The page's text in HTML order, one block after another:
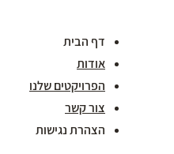
דף הבית
אודות
הפרויקטים שלנו
צור קשר
הצהרת נגישות